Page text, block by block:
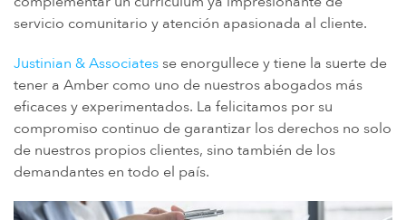
servicio comunitario y atención apasionada al cliente.
Justinian & Associatesse enorgullece y tiene la suerte de
tener a Amber como uno de nuestros abogados más
eficaces y experimentados. La felicitamos por su
compromiso continuo de garantizar los derechos no solo
de nuestros propios clientes, sino también de los
demandantes en todo el país.